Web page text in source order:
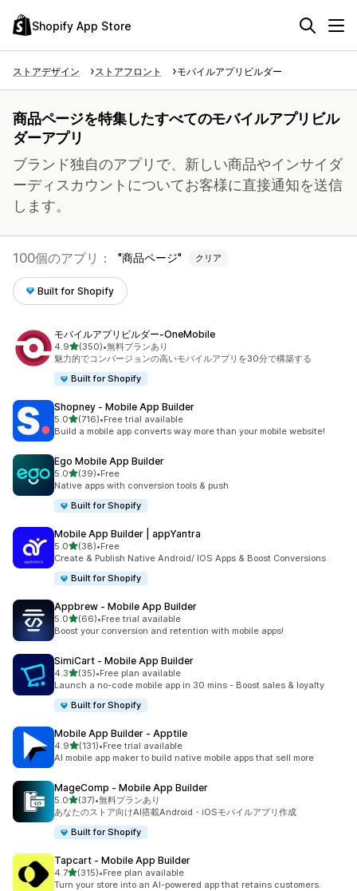
Shopify App Store
ストアデザイン ストアフロント モバイルアプリビルダー
商品ページを特集したすべてのモバイルアプリビル
ダーアプリ
ブランド独自のアプリで、新しい商品やインサイダ
ーディスカウントについてお客様に直接通知を送信
します。
100個のアプリ： 商品ページ クリア
Built for Shopify
モバイルアプリビルダー‑OneMobile
4.95つ星中
(350)
合計レビュー数：350件
•無料プランあり
魅力的でコンバージョンの高いモバイルアプリを30分で構築する
Built for Shopify
Shopney ‑ Mobile App Builder
5.05つ星中
(716)
合計レビュー数：716件
•Free trial available
Build a mobile app converts way more than your mobile website!
Ego Mobile App Builder
5.05つ星中
(39)
合計レビュー数：39件
•Free
Native apps with conversion tools & push
Built for Shopify
Mobile App Builder | appYantra
5.05つ星中
(38)
合計レビュー数：38件
•Free
Create & Publish Native Android/ IOS Apps & Boost Conversions
Built for Shopify
Appbrew ‑ Mobile App Builder
5.05つ星中
(66)
合計レビュー数：66件
•Free trial available
Boost your conversion and retention with mobile apps!
SimiCart ‑ Mobile App Builder
4.35つ星中
(35)
合計レビュー数：35件
•Free plan available
Launch a no-code mobile app in 30 mins - Boost sales & loyalty
Built for Shopify
Mobile App Builder ‑ Apptile
4.95つ星中
(131)
合計レビュー数：131件
•Free trial available
AI mobile app maker to build native mobile apps that sell more
MageComp ‑ Mobile App Builder
5.05つ星中
(37)
合計レビュー数：37件
•無料プランあり
あなたのストア向けAI搭載Android・iOSモバイルアプリ作成
Built for Shopify
Tapcart ‑ Mobile App Builder
4.75つ星中
(315)
合計レビュー数：315件
•Free plan available
Turn your store into an AI-powered app that retains customers.